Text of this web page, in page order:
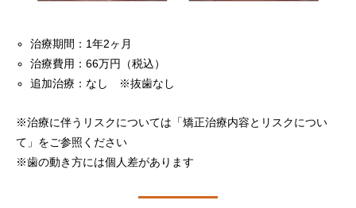
治療期間：1年2ヶ月
治療費用：66万円（税込）
追加治療：なし ※抜歯なし
※治療に伴うリスクについては「矯正治療内容とリスクについ
て 」をご参照ください
※歯の動き方には個人差があります